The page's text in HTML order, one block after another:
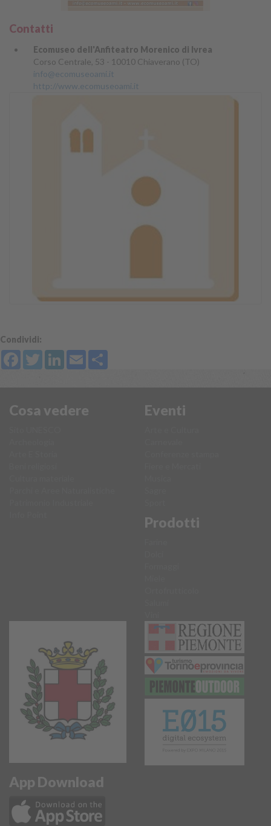
Contatti
Ecomuseo dell'Anfiteatro Morenico di Ivrea
Corso Centrale, 53 - 10010 Chiaverano (TO)
info@ecomuseoami.it
http://www.ecomuseoami.it
Condividi:
FacebookTwitterLinkedInEmail
Cosa vedere Eventi
Prodotti
App Download